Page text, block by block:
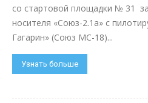
со стартовой площадки № 31
носителя «Союз-2.1а» с
Гагарин» (Союз МС-18)...
Узнать больше